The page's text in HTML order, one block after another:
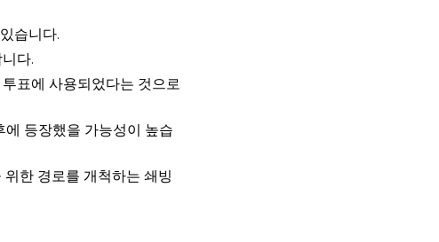
습니다.
다.
표에 사용되었다는 것으로
등장했을 가능성이 높습
한 경로를 개척하는 쇄빙